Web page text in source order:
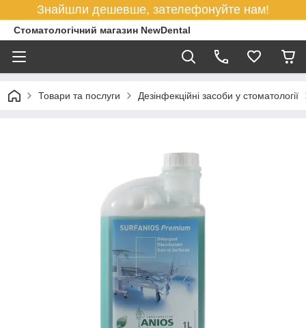
Знайшли дешевше, зателефонуйте нам!
Стоматологічний магазин NewDental
Товари та послуги Дезінфекційні засоби у стоматології